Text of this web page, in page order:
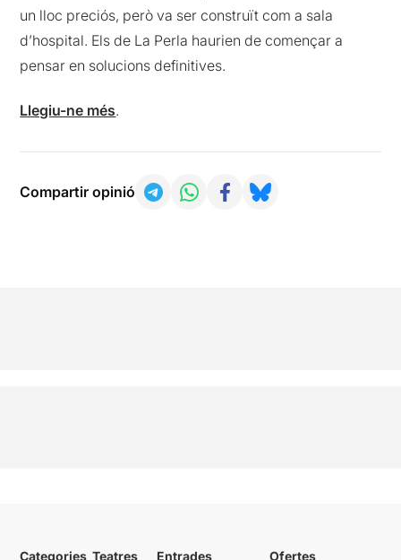
un lloc preciós, però va ser construït com a sala
d’hospital. Els de La Perla haurien de començar a
pensar en solucions definitives.
Llegiu-ne més.
Compartir opinió
Categories Teatres
Entrades
Ofertes